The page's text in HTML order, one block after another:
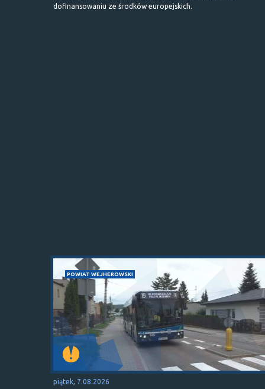
dofinansowaniu ze środków europejskich.
POWIAT WEJHEROWSKI
piątek, 7.08.2026